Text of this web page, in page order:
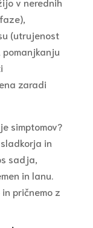
(utrujenost
zaradi
simptomov?
in
sadja,
in lanu.
pričnemo z